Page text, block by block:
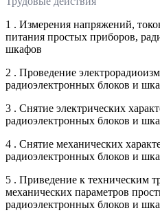
1 . Измерения напряжений,
питания простых приборов,
шкафов
2 . Проведение
радиоэлектронных блоков и
3 . Снятие электрических
радиоэлектронных блоков и
4 . Снятие механических
радиоэлектронных блоков и
5 . Приведение к техническим
механических параметров
радиоэлектронных блоков и